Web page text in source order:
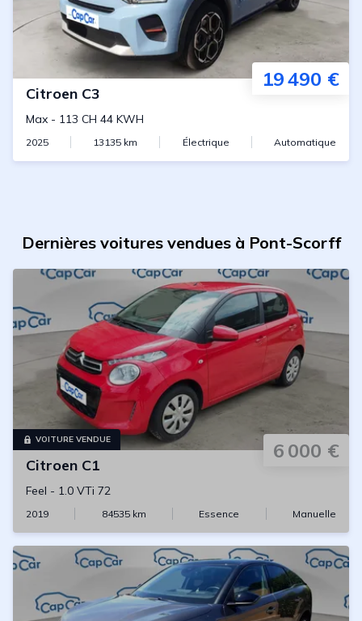
19 490 €
Citroen C3
Max - 113 CH 44 KWH
2025 13135 km Électrique Automatique
Dernières voitures vendues à Pont-Scorff
VOITURE VENDUE 6 000 €
Citroen C1
Feel - 1.0 VTi 72
2019 84535km Essence Manuelle